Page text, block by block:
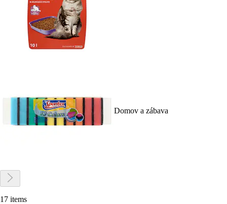
Domov a zábava
17 items